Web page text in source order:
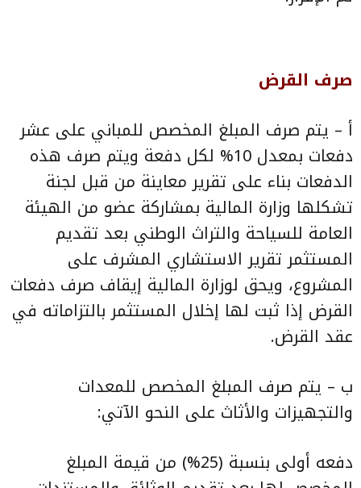
صرف القرض
أ – يتم صرف المبلغ المخصص للمباني على عشر
دفعات بمعدل 10% لكل دفعة ويتم صرف هذه
الدفعات بناء على تقرير معاينة من قبل لجنة
تشكلها وزارة المالية بمشاركة عضو من الهيئة
العامة للسياحة والتراث الوطني بعد تقديم
المستثمر تقرير الاستشاري المشرف على
المشروع، ويحق لوزارة المالية إيقاف صرف دفعات
القرض إذا ثبت لها إخلال المستثمر بالتزاماته في
عقد القرض.
ب – يتم صرف المبلغ المخصص للمعدات
والتجهيزات والأثاث على النحو الآتي:
دفعه أولى بنسبة (25%) من قيمة المبلغ